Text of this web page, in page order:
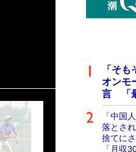
「そ
オンモ
言 「
「中国
落とさ
捨てに
「月収